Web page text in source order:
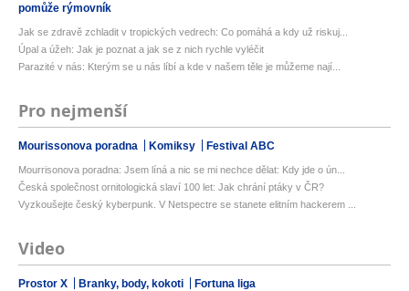
pomůže rýmovník
Jak se zdravě zchladit v tropických vedrech: Co pomáhá a kdy už riskuj...
Úpal a úžeh: Jak je poznat a jak se z nich rychle vyléčit
Parazité v nás: Kterým se u nás líbí a kde v našem těle je můžeme nají...
Pro nejmenší
Mourissonova poradna Komiksy Festival ABC
Mourrisonova poradna: Jsem líná a nic se mi nechce dělat: Kdy jde o ún...
Česká společnost ornitologická slaví 100 let: Jak chrání ptáky v ČR?
Vyzkoušejte český kyberpunk. V Netspectre se stanete elitním hackerem ...
Video
Prostor X Branky, body, kokoti Fortuna liga